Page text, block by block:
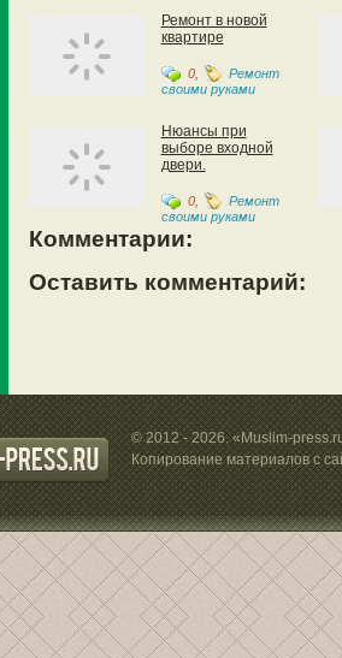
Ремонт в новой
квартире
0,
Ремонт
своими руками
Нюансы при
выборе входной
двери.
0,
Ремонт
своими руками
Комментарии:
Оставить комментарий:
© 2012 - 2026. «Muslim-
Копирование материалов с